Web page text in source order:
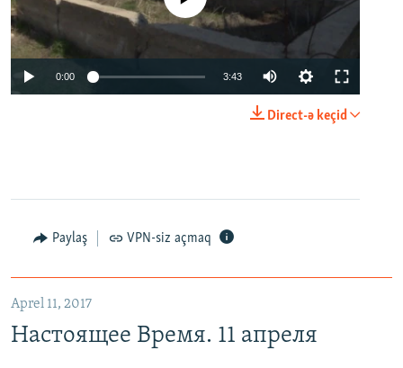
0:00 3:43
Direct-ə keçid
Paylaş VPN-siz açmaq
Aprel 11, 2017
Настоящее Время. 11 апреля